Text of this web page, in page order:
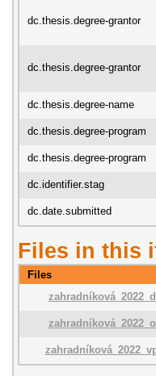
dc.thesis.degree-grantor
dc.thesis.degree-grantor
dc.thesis.degree-name
dc.thesis.degree-program
dc.thesis.degree-program
dc.identifier.stag
dc.date.submitted
Files in this
Files